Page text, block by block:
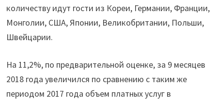
количеству идут гости из Кореи, Германии, Франции,
Монголии, США, Японии, Великобритании, Польши,
Швейцарии.
На 11,2%, по предварительной оценке, за 9 месяцев
2018 года увеличился по сравнению с таким же
периодом 2017 года объем платных услуг в